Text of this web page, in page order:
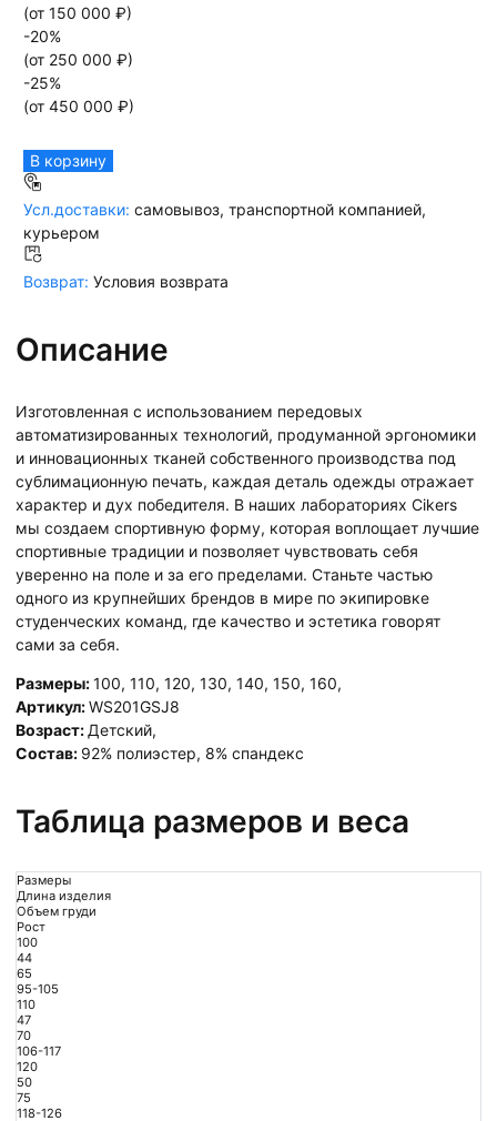
(от 150 000 ₽)
-20%
(от 250 000 ₽)
-25%
(от 450 000 ₽)
В корзину
Усл.доставки: самовывоз, транспортной компанией,
курьером
Возврат: Условия возврата
Описание
Изготовленная с использованием передовых
автоматизированных технологий, продуманной эргономики
и инновационных тканей собственного производства под
сублимационную печать, каждая деталь одежды отражает
характер и дух победителя. В наших лабораториях Cikers
мы создаем спортивную форму, которая воплощает лучшие
спортивные традиции и позволяет чувствовать себя
уверенно на поле и за его пределами. Станьте частью
одного из крупнейших брендов в мире по экипировке
студенческих команд, где качество и эстетика говорят
сами за себя.
Размеры:100, 110, 120, 130, 140, 150, 160,
Артикул:WS201GSJ8
Возраст: Детский,
Состав: 92% полиэстер, 8% спандекс
Таблица размеров и веса
Размеры
Длина изделия
Объем груди
Рост
100
44
65
95-105
110
47
70
106-117
120
50
75
118-126